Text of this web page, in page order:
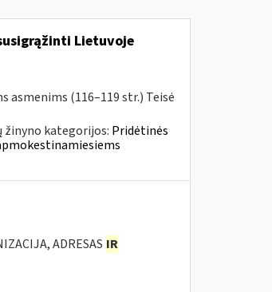
Lietuvoje
(116–119 str.) Teisė
žinyno kategorijos: Pridėtinės
ADRESAS IR